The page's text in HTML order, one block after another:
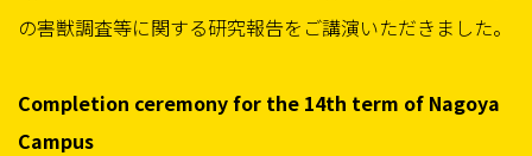
の害獣調査等に関する研究報告をご講演いただきました。
Completion ceremony for the 14th term of Nagoya
Campus